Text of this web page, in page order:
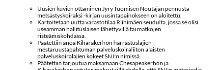
Uusien kuvien ottaminen Jyry Tuomisen Noutajan pennusta
metsästyskoiraksi -kirjan uusintapainokseen on aloitettu.
Kartoitetaan uutta varastotilaa Riihimäen seudulta, jossa se olisi
useamman hallituslaisen lähettyvillä tai matkojen
risteämiskohdassa.
Päätettiin anoa Kiharakerhon harrastuslajien
mestaruustapahtuman palveluskoiraliiton alaisten
palveluskoiralajien kokeet SNJ:n nimissä.
Päätettiin tarjoutua maksamaan Chesapeakerhon ja